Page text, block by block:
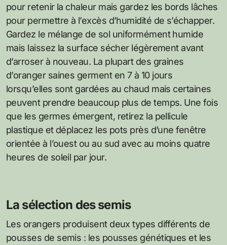
pour retenir la chaleur mais gardez les bords lâches
pour permettre à l’excès d’humidité de s’échapper.
Gardez le mélange de sol uniformément humide
mais laissez la surface sécher légèrement avant
d’arroser à nouveau. La plupart des graines
d’oranger saines germent en 7 à 10 jours
lorsqu’elles sont gardées au chaud mais certaines
peuvent prendre beaucoup plus de temps. Une fois
que les germes émergent, retirez la pellicule
plastique et déplacez les pots près d’une fenêtre
orientée à l’ouest ou au sud avec au moins quatre
heures de soleil par jour.
La sélection des semis
Les orangers produisent deux types différents de
pousses de semis : les pousses génétiques et les